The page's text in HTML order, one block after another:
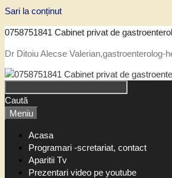
Sari la conținut
0758751841 Cabinet privat de
Dr Ditoiu Alecse Valerian,gastroenterolog-
Caută
Meniu
Acasa
Programari -scretariat, contact
Aparitii Tv
Prezentari video pe youtube